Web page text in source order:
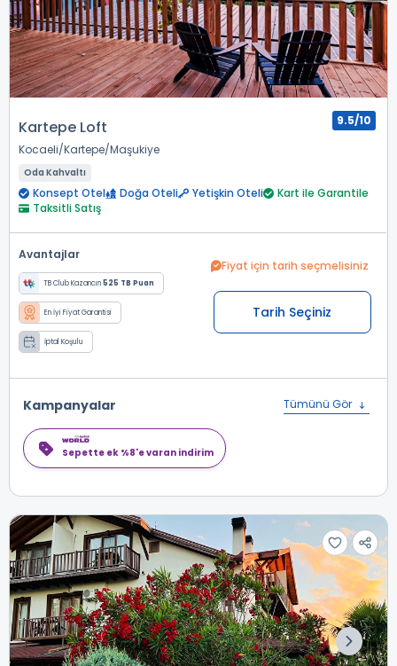
Kartepe Loft
Kocaeli Kartepe Maşukiye
9.5/10
Oda Kahvaltı
Konsept Otel Doğa Oteli Yetişkin Oteli
Kart ile Garantile
Taksitli Satış
Avantajlar
TB Club Kazancın525 TB Puan
En İyi Fiyat Garantisi
İptal Koşulu
Fiyat için tarih seçmelisiniz
Tarih Seçiniz
Kampanyalar Tümünü Gör
Sepette ek %8'e varan indirim